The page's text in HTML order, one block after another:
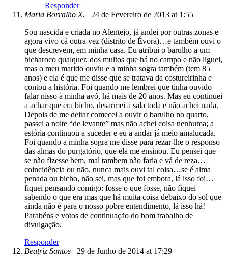
Responder
Maria Borralho X.
24 de Fevereiro de 2013 at 1:55
Sou nascida e criada no Alentejo, já andei por outras zonas e
agora vivo cá outra vez (distrito de Évora)…e também ouvi o
que descrevem, em minha casa. Eu atribui o barulho a um
bicharoco qualquer, dos muitos que há no campo e não liguei,
mas o meu marido ouviu e a minha sogra também (tem 85
anos) e ela é que me disse que se tratava da costureirinha e
contou a história. Foi quando me lembrei que tinha ouvido
falar nisso à minha avó, há mais de 20 anos. Mas eu continuei
a achar que era bicho, desarmei a sala toda e não achei nada.
Depois de me deitar comecei a ouvir o barulho no quarto,
passei a noite “de levante” mas não achei coisa nenhuma; a
estória continuou a suceder e eu a andar já meio amalucada.
Foi quando a minha sogra me disse para rezar-lhe o responso
das almas do purgatório, que ela me ensinou. Eu pensei que
se não fizesse bem, mal tambem não faria e vá de reza…
coincidência ou não, nunca mais ouvi tal coisa…se é alma
penada ou bicho, não sei, mas que foi embora, lá isso foi…
fiquei pensando comigo: fosse o que fosse, não fiquei
sabendo o que era mas que há muita coisa debaixo do sol que
ainda não é para o nosso pobre entendimento, lá isso há!
Parabéns e votos de continuação do bom trabalho de
divulgação.
Responder
Beatriz Santos
29 de Junho de 2014 at 17:29